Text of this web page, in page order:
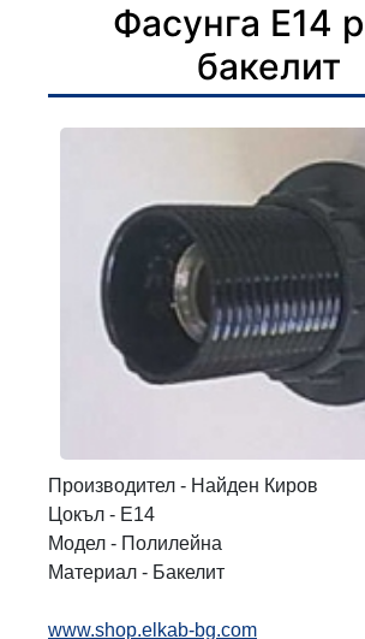
Фасунга Е14
бакелит
Производител - Найден Киров
Цокъл - Е14
Модел - Полилейна
Материал - Бакелит
www.shop.elkab-bg.com